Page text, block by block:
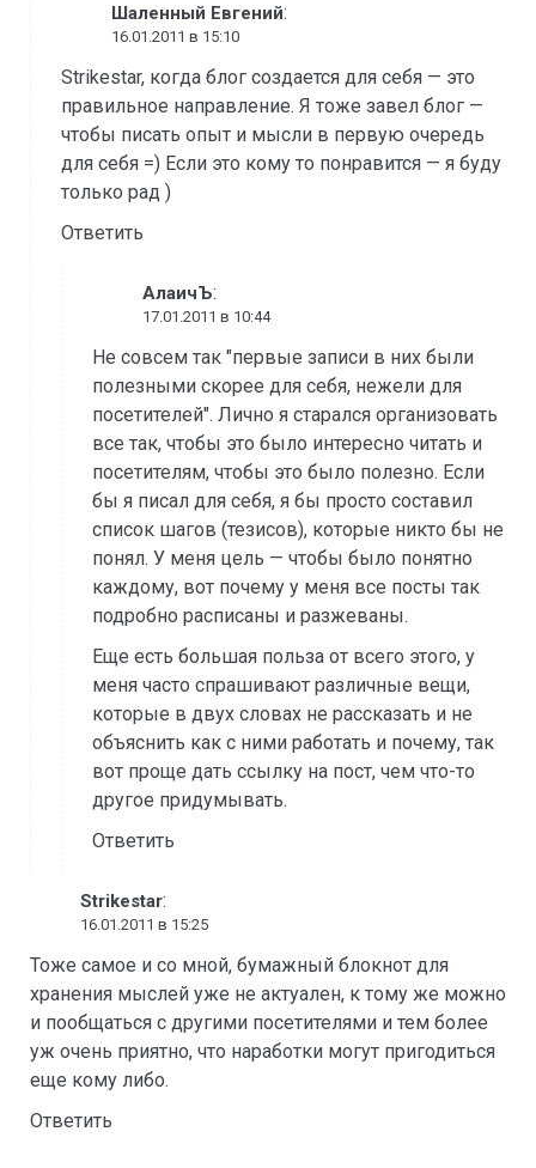
Шаленный Евгений:
16.01.2011 в 15:10
Strikestar, когда блог создается для себя — это
правильное направление. Я тоже завел блог —
чтобы писать опыт и мысли в первую очередь
для себя =) Если это кому то понравится — я буду
только рад )
Ответить
АлаичЪ:
17.01.2011 в 10:44
Не совсем так "первые записи в них были
полезными скорее для себя, нежели для
посетителей". Лично я старался организовать
все так, чтобы это было интересно читать и
посетителям, чтобы это было полезно. Если
бы я писал для себя, я бы просто составил
список шагов (тезисов), которые никто бы не
понял. У меня цель — чтобы было понятно
каждому, вот почему у меня все посты так
подробно расписаны и разжеваны.
Еще есть большая польза от всего этого, у
меня часто спрашивают различные вещи,
которые в двух словах не рассказать и не
объяснить как с ними работать и почему, так
вот проще дать ссылку на пост, чем что-то
другое придумывать.
Ответить
Strikestar:
16.01.2011 в 15:25
Тоже самое и со мной, бумажный блокнот для
хранения мыслей уже не актуален, к тому же можно
и пообщаться с другими посетителями и тем более
уж очень приятно, что наработки могут пригодиться
еще кому либо.
Ответить